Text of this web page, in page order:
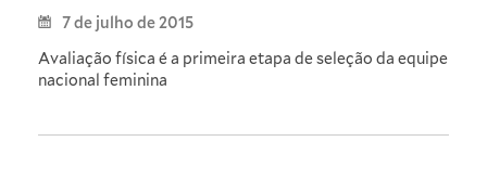
7 de julho de 2015
Avaliação física é a primeira etapa de seleção da equipe
nacional feminina